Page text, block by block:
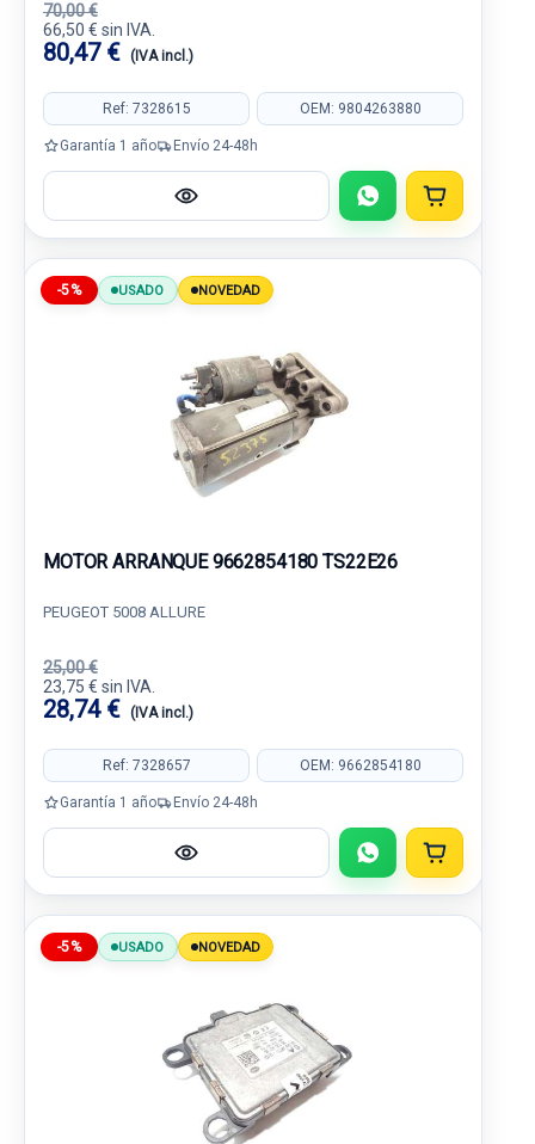
70,00 €
66,50 € sin IVA.
80,47 € (IVA incl.)
Ref: 7328615 OEM: 9804263880
Garantía 1 año Envío 24-48h
-5% USADO NOVEDAD
MOTOR ARRANQUE 9662854180 TS22E26
PEUGEOT 5008 ALLURE
25,00 €
23,75 € sin IVA.
28,74 € (IVA incl.)
Ref: 7328657 OEM: 9662854180
Garantía 1 año Envío 24-48h
-5% USADO NOVEDAD